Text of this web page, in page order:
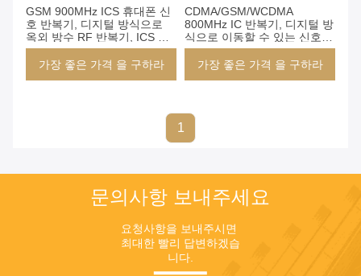
GSM 900MHz ICS 휴대폰 신
호 반복기, 디지털 방식으로
옥외 방수 RF 반복기, ICS 이
동할 수 있는 신호 증폭기
가장 좋은 가격 을 구하라
CDMA/GSM/WCDMA
800MHz IC 반복기, 디지털 방
식으로 이동할 수 있는 신호
반복기, ICS 이동할 수 있는 반
복기 30-43dBm
가장 좋은 가격 을 구하라
1
문의사항 보내주세요
요청사항을 보내주시면
최대한 빨리 답변하겠습
니다.